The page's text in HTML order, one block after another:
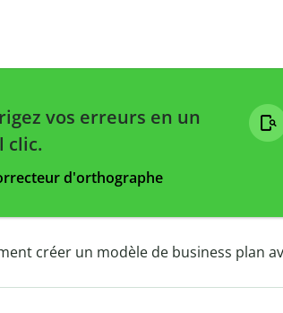
vos erreurs en un
clic.
d'orthographe
créer un modèle de business plan